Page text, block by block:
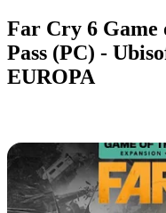
Far Cry 6 Game
Pass (PC) -
EUROPA